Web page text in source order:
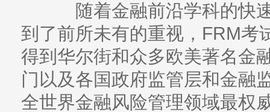
随着金融前沿学科的快速
到了前所未有的重视，FRM考
得到华尔街和众多欧美著名金
门以及各国政府监管层和金融
全世界金融风险管理领域最权